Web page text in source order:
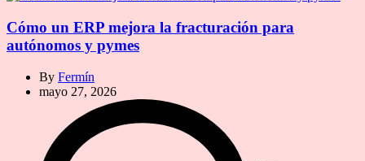
Cómo un ERP mejora la fracturación para
autónomos y pymes
By Fermín
mayo 27, 2026